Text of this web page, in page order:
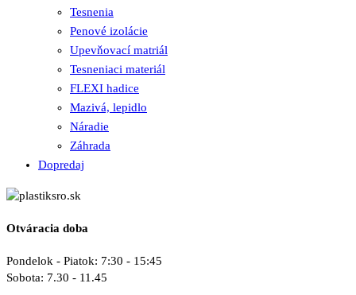
Tesnenia
Penové izolácie
Upevňovací matriál
Tesneniaci materiál
FLEXI hadice
Mazivá, lepidlo
Náradie
Záhrada
Dopredaj
Otváracia doba
Pondelok - Piatok: 7:30 - 15:45
Sobota: 7.30 - 11.45